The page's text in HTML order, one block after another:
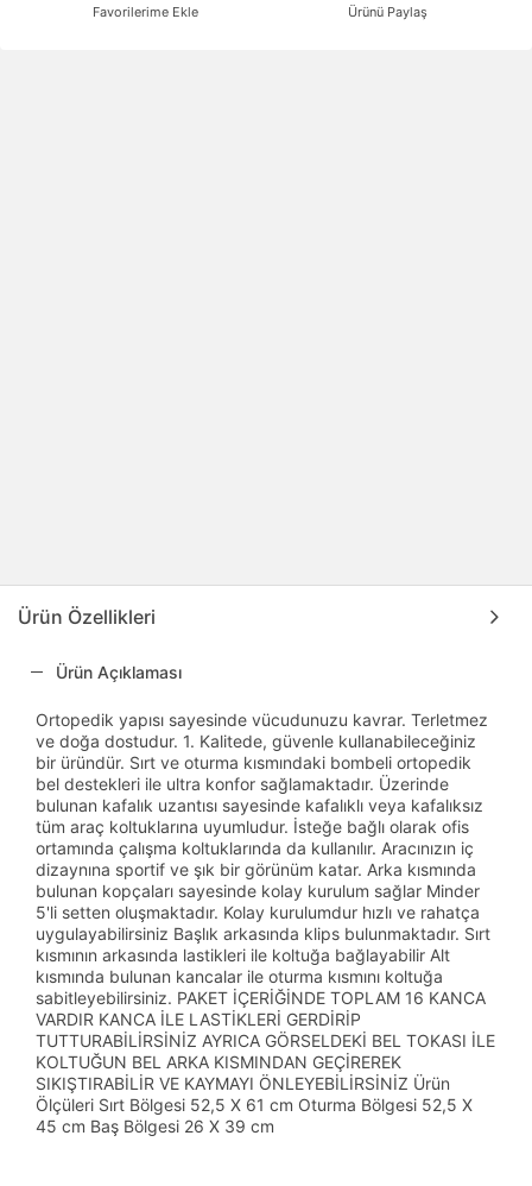
Favorilerime Ekle Ürünü Paylaş
Ürün Özellikleri
Ürün Açıklaması
Ortopedik yapısı sayesinde vücudunuzu kavrar. Terletmez
ve doğa dostudur. 1. Kalitede, güvenle kullanabileceğiniz
bir üründür. Sırt ve oturma kısmındaki bombeli ortopedik
bel destekleri ile ultra konfor sağlamaktadır. Üzerinde
bulunan kafalık uzantısı sayesinde kafalıklı veya kafalıksız
tüm araç koltuklarına uyumludur. İsteğe bağlı olarak ofis
ortamında çalışma koltuklarında da kullanılır. Aracınızın iç
dizaynına sportif ve şık bir görünüm katar. Arka kısmında
bulunan kopçaları sayesinde kolay kurulum sağlar Minder
5'li setten oluşmaktadır. Kolay kurulumdur hızlı ve rahatça
uygulayabilirsiniz Başlık arkasında klips bulunmaktadır. Sırt
kısmının arkasında lastikleri ile koltuğa bağlayabilir Alt
kısmında bulunan kancalar ile oturma kısmını koltuğa
sabitleyebilirsiniz. PAKET İÇERİĞİNDE TOPLAM 16 KANCA
VARDIR KANCA İLE LASTİKLERİ GERDİRİP
TUTTURABİLİRSİNİZ AYRICA GÖRSELDEKİ BEL TOKASI İLE
KOLTUĞUN BEL ARKA KISMINDAN GEÇİREREK
SIKIŞTIRABİLİR VE KAYMAYI ÖNLEYEBİLİRSİNİZ Ürün
Ölçüleri Sırt Bölgesi 52,5 X 61 cm Oturma Bölgesi 52,5 X
45 cm Baş Bölgesi 26 X 39 cm